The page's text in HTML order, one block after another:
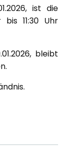
ist die
bis 11:30 Uhr
bleibt